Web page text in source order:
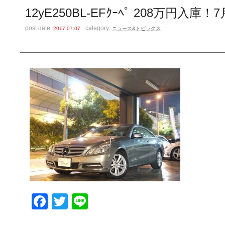
12yE250BL-EFｸｰﾍﾟ 208万円入庫！7
post date:2017.07.07 category: ニュース&トピックス
Facebook
Twitter